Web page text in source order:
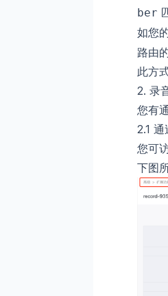
ber
如您
路由
此方
2. 录
您有
2.1
您可
下图